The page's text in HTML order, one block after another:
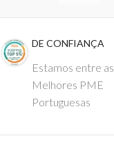
DE CONFIANÇA
Estamos entre as
Melhores PME
Portuguesas